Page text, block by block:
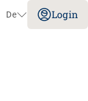
De Login